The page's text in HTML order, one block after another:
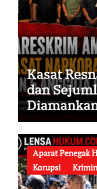
Kasat
dan
Didalami
Aparat Penegak
Korupsi